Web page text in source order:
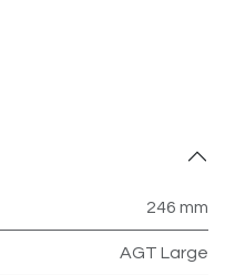
246 mm
AGT Large